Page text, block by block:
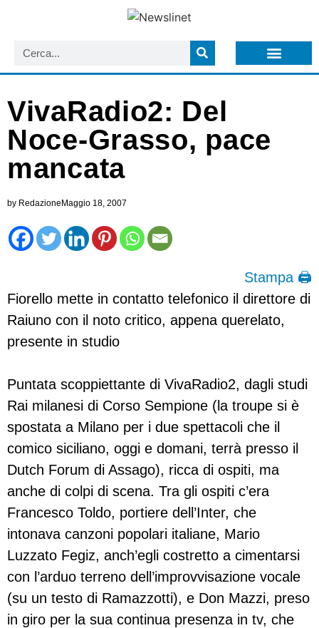
VivaRadio2: Del
Noce-Grasso, pace
mancata
by RedazioneMaggio 18, 2007
Stampa 🖨
Fiorello mette in contatto telefonico il direttore di
Raiuno con il noto critico, appena querelato,
presente in studio
Puntata scoppiettante di VivaRadio2, dagli studi
Rai milanesi di Corso Sempione (la troupe si è
spostata a Milano per i due spettacoli che il
comico siciliano, oggi e domani, terrà presso il
Dutch Forum di Assago), ricca di ospiti, ma
anche di colpi di scena. Tra gli ospiti c’era
Francesco Toldo, portiere dell’Inter, che
intonava canzoni popolari italiane, Mario
Luzzato Fegiz, anch’egli costretto a cimentarsi
con l’arduo terreno dell’improvvisazione vocale
(su un testo di Ramazzotti), e Don Mazzi, preso
in giro per la sua continua presenza in tv, che